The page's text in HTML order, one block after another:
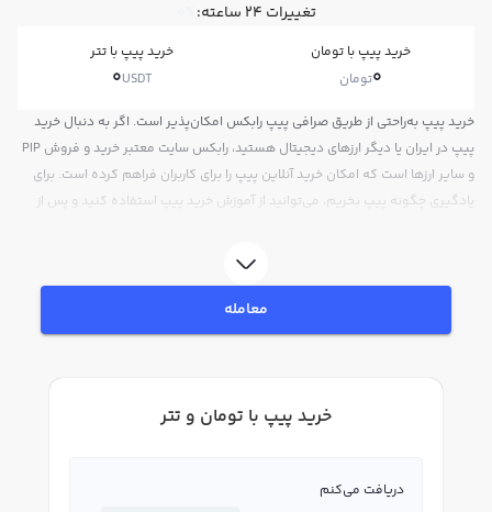
تغییرات ۲۴ ساعته: 0%
خرید پیپ با تومان
0تومان
خرید پیپ با تتر
0USDT
خرید پیپ به‌راحتی از طریق صرافی پیپ رابکس امکان‌پذیر است. اگر به دنبال خرید
پیپ در ایران یا دیگر ارزهای دیجیتال هستید، رابکس سایت معتبر خرید و فروش PIP
و سایر ارزها است که امکان خرید آنلاین پیپ را برای کاربران فراهم کرده است. برای
یادگیری چگونه پیپ بخریم، می‌توانید از آموزش خرید پیپ استفاده کنید و پس از
لحظه‌ای، نمودار و امکانات فروش پیپ نیز در دسترس شما قرار دارد تا بتوانید
تصمیمات بهتری در معاملات خود بگیرید.
معامله
خرید پیپ با تومان و تتر
دریافت می‌کنم